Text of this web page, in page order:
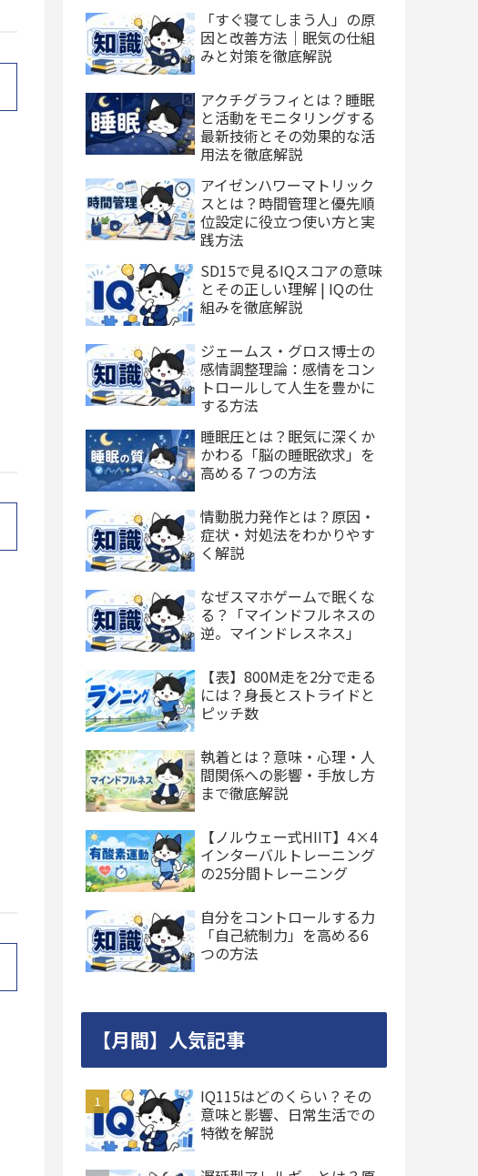
「すぐ寝てしまう人」の原
因と改善方法｜眠気の仕組
みと対策を徹底解説
アクチグラフィとは？睡眠
と活動をモニタリングする
最新技術とその効果的な活
用法を徹底解説
アイゼンハワーマトリック
スとは？時間管理と優先順
位設定に役立つ使い方と実
践方法
SD15で見るIQスコアの意味
とその正しい理解 | IQの仕
組みを徹底解説
ジェームス・グロス博士の
感情調整理論：感情をコン
トロールして人生を豊かに
する方法
睡眠圧とは？眠気に深くか
かわる「脳の睡眠欲求」を
高める７つの方法
情動脱力発作とは？原因・
症状・対処法をわかりやす
く解説
なぜスマホゲームで眠くな
る？「マインドフルネスの
逆。マインドレスネス」
【表】800M走を2分で走る
には？身長とストライドと
ピッチ数
執着とは？意味・心理・人
間関係への影響・手放し方
まで徹底解説
【ノルウェー式HIIT】4×4
インターバルトレーニング
の25分間トレーニング
自分をコントロールする力
「自己統制力」を高める6
つの方法
【月間】人気記事
IQ115はどのくらい？その
意味と影響、日常生活での
特徴を解説